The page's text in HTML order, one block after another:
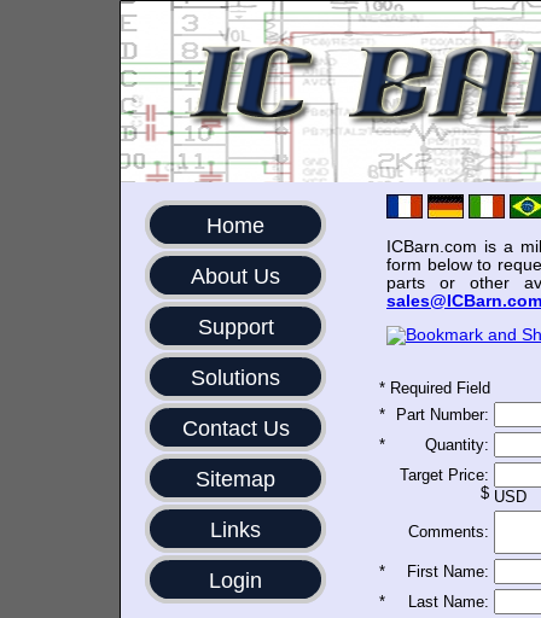
Home
About Us
Support
Solutions
Contact Us
Sitemap
Links
Login
ICBarn.com is a
form below to
parts or other
sales@ICBarn.com
* Required Field
*
Part Number:
*
Quantity:
Target Price:
$ USD
Comments:
*
First Name:
*
Last Name: